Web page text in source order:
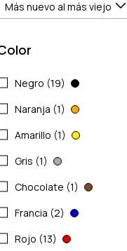
Negro (19)
Naranja (1)
Amarillo (1)
Gris (1)
Chocolate (1)
Francia (2)
Rojo (13)